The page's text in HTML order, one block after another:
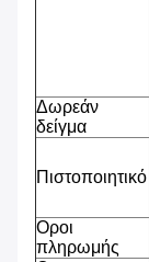
Δωρεάν
δείγμα
Πιστοποιητικό
Οροι
πληρωμής